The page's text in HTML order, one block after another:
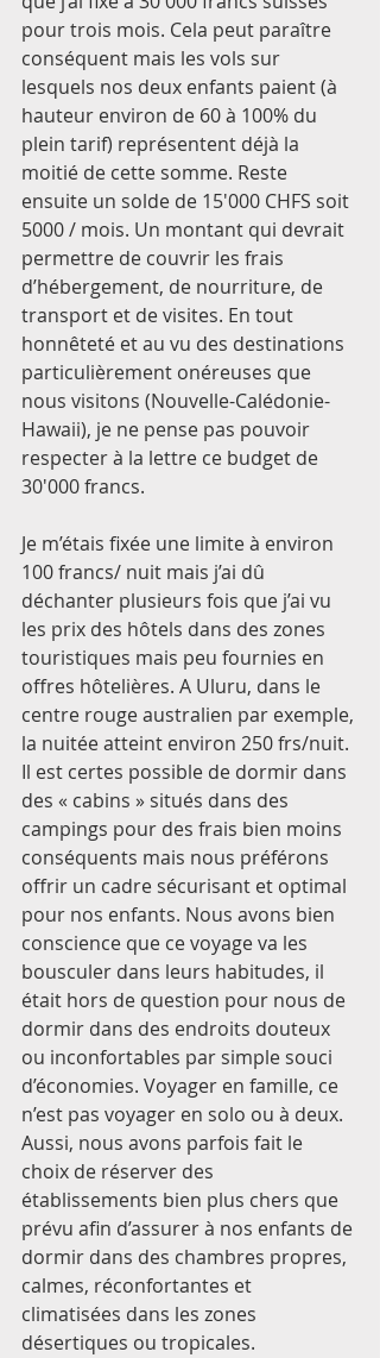
pour trois mois. Cela peut paraître
conséquent mais les vols sur
lesquels nos deux enfants paient (à
hauteur environ de 60 à 100% du
plein tarif) représentent déjà la
moitié de cette somme. Reste
ensuite un solde de 15'000 CHFS soit
5000 / mois. Un montant qui devrait
permettre de couvrir les frais
d’hébergement, de nourriture, de
transport et de visites. En tout
honnêteté et au vu des destinations
particulièrement onéreuses que
nous visitons (Nouvelle-Calédonie-
Hawaii), je ne pense pas pouvoir
respecter à la lettre ce budget de
30'000 francs.
Je m’étais fixée une limite à environ
100 francs/ nuit mais j’ai dû
déchanter plusieurs fois que j’ai vu
les prix des hôtels dans des zones
touristiques mais peu fournies en
offres hôtelières. A Uluru, dans le
centre rouge australien par exemple,
la nuitée atteint environ 250 frs/nuit.
Il est certes possible de dormir dans
des « cabins » situés dans des
campings pour des frais bien moins
conséquents mais nous préférons
offrir un cadre sécurisant et optimal
pour nos enfants. Nous avons bien
conscience que ce voyage va les
bousculer dans leurs habitudes, il
était hors de question pour nous de
dormir dans des endroits douteux
ou inconfortables par simple souci
d’économies. Voyager en famille, ce
n’est pas voyager en solo ou à deux.
Aussi, nous avons parfois fait le
choix de réserver des
établissements bien plus chers que
prévu afin d’assurer à nos enfants de
dormir dans des chambres propres,
calmes, réconfortantes et
climatisées dans les zones
désertiques ou tropicales.